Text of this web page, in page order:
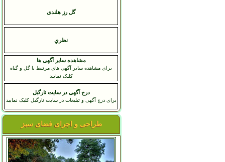
گل رز هلندی
نظري
مشاهده سایر آگهی ها
برای مشاهده سایر آگهی های مرتبط با گل و گیاه
کلیک نمایید
درج آگهی در سایت نارگیل
برای درج آگهی و تبلیغات در سایت نارگیل کلیک نمایید
طراحی و اجرای فضای سبز